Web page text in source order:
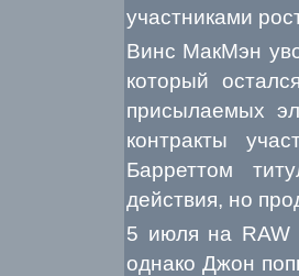
участниками
Винс МакМэн
который
присылаемых
контракты
Барреттом
действия, но
5 июля на RAW
однако Джон